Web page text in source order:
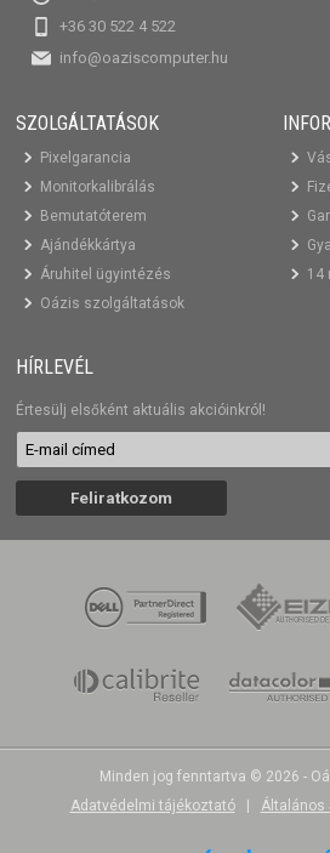
+36 30 522 4 522
info@oaziscomputer.hu
SZOLGÁLTATÁSOK
Pixelgarancia
Monitorkalibrálás
Bemutatóterem
Ajándékkártya
Áruhitel ügyintézés
Oázis szolgáltatások
14
HÍRLEVÉL
Értesülj elsőként aktuális akcióinkról!
Minden jog fenntartva © 2026 -
Adatvédelmi tájékoztató
Általános